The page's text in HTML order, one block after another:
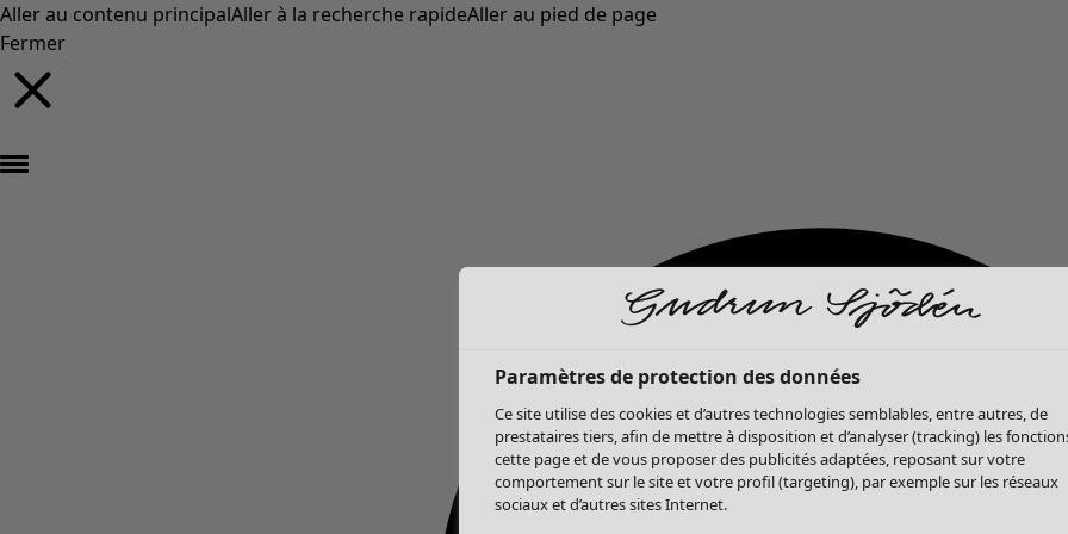
Aller au contenu principalAller à la recherche rapideAller au pied de page
Fermer
Paramètres de protection des données
Ce site utilise des cookies et d’autres technologies semblables, entre autres, de
prestataires tiers, afin de mettre à disposition et d’analyser (tracking) les
cette page et de vous proposer des publicités adaptées, reposant sur votre
comportement sur le site et votre profil (targeting), par exemple sur les réseaux
sociaux et d’autres sites Internet.